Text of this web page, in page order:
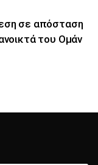
σε απόσταση
του Ομάν